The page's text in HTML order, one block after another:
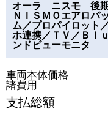
オーラ ニスモ 後期
ＮＩＳＭＯエアロパ
ム／プロパイロット
ホ連携／ＴＶ／Ｂｌ
ンドビューモニタ
車両本体価格
諸費用
支払総額